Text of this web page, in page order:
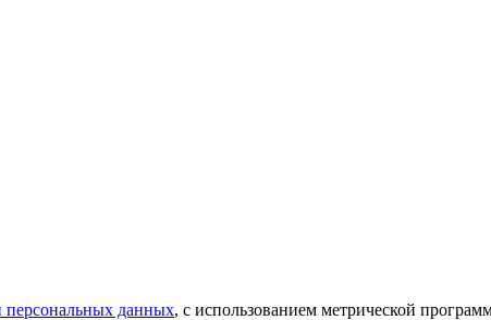
персональных данных, с использованием метрической